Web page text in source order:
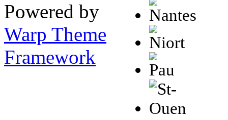
Powered by
Warp Theme
Framework